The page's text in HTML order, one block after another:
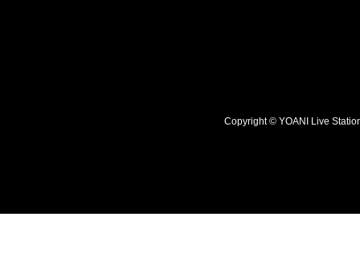
Copyright © YOANI Live